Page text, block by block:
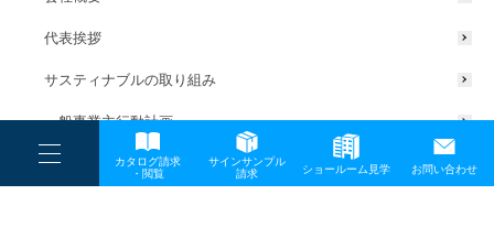
----
----
-
カタログ請求
・閲覧
サインサンプル
請求
ショールーム見学 お問い合わせ
代表挨拶
サスティナブルの取り組み
一般事業主行動計画